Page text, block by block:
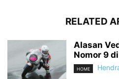
RELATED
Alasan
Nomor 9
HOME